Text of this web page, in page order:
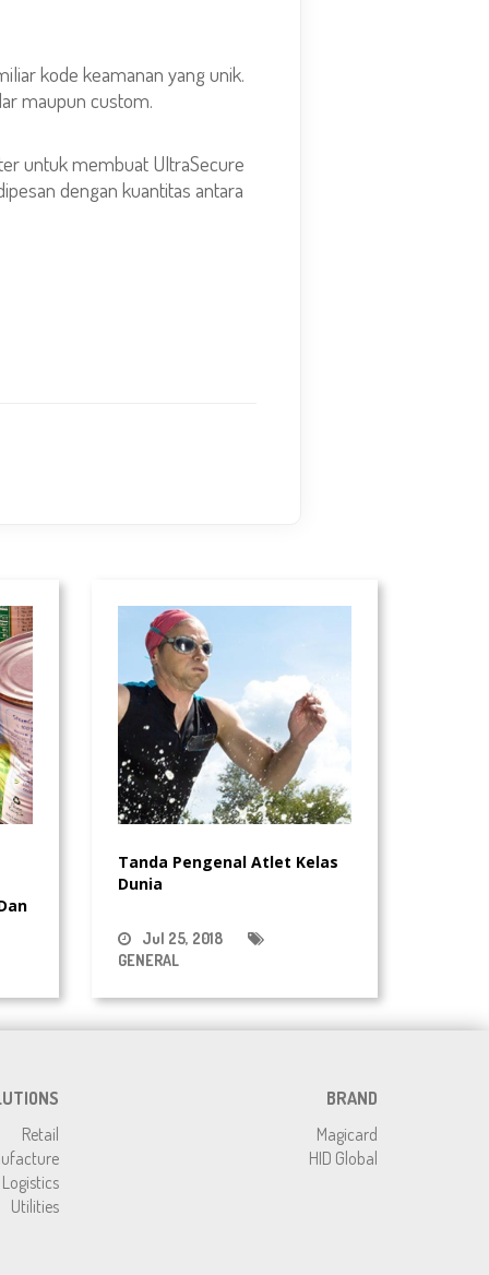
kode keamanan yang unik.
maupun custom.
untuk membuat UltraSecure
dengan kuantitas antara
Tanda Pengenal Atlet Kelas
Dunia
Jul 25, 2018
GENERAL
Retail
Utilities
BRAND
Magicard
HID Global